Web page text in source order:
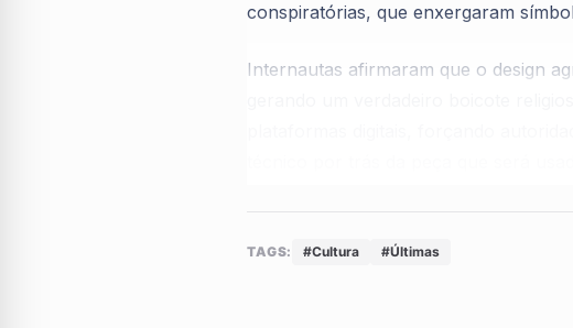
conspiratórias, que enxergaram
Internautas afirmaram que o design
plataformas digitais, forçando
técnico por trás da peça que será
De acordo com aConfederação
flecha venenoso, uma espécie nativa
TAGS: #Cultura #Últimas